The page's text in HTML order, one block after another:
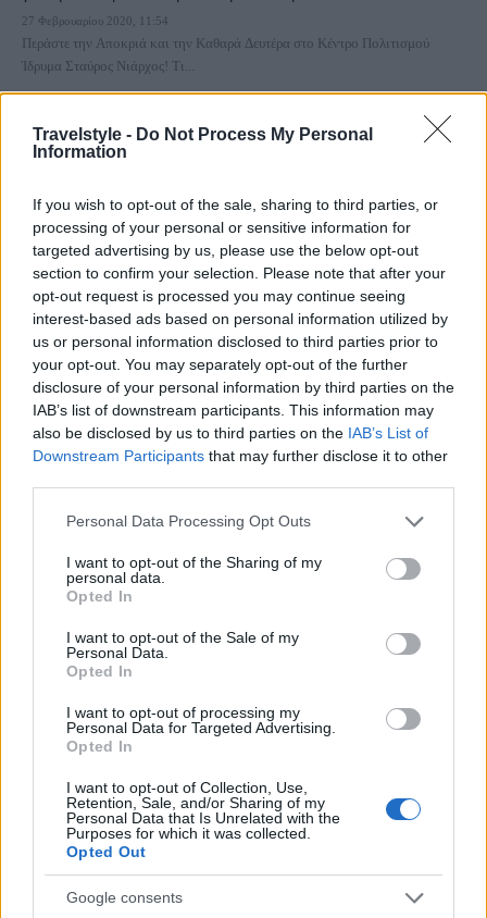
Travelstyle - Do Not Process My Personal
Information
If you wish to opt-out of the sale, sharing to third parties, or
processing of your personal or sensitive information for
targeted advertising by us, please use the below opt-out
section to confirm your selection. Please note that after your
opt-out request is processed you may continue seeing
interest-based ads based on personal information utilized by
us or personal information disclosed to third parties prior to
your opt-out. You may separately opt-out of the further
disclosure of your personal information by third parties on the
IAB’s list of downstream participants. This information may
also be disclosed by us to third parties on the IAB’s List of
Downstream Participants that may further disclose it to other
Please note that this website/app uses one or more Google
not limited to your visit or usage behaviour. You may click to
grant or deny consent to Google and its third-party tags to
use your data for below specified purposes in below Google
consent section.
Personal Data Processing Opt Outs
I want to opt-out of the Sharing of my
personal data.
Opted In
I want to opt-out of the Sale of my
Personal Data.
Opted In
I want to opt-out of processing my
Personal Data for Targeted Advertising.
Opted In
I want to opt-out of Collection, Use,
Retention, Sale, and/or Sharing of my
Personal Data that Is Unrelated with the
Purposes for which it was collected.
Opted Out
Google consents
27 Φεβρουαρίου 2020, 11:54
Περάστε την Αποκριά και την Καθαρά Δευτέρα στο Κέντρο Πολιτισμού
Ίδρυμα Σταύρος Νιάρχος! Τι...
Σκύρος
Φέτος τις απόκριες πάμε Σκύρο για ένα ξεχωριστό καρναβάλι!
21 Φεβρουαρίου 2020, 14:00
Οι απόκριες είναι προ των πυλών και ένας ξεχωριστός προορισμός για να
περάσει κανείς...
Κωνσταντινούπολη
Μπακλαχοράνι: Γνωρίστε το καρναβάλι των Ελλήνων της
17 Φεβρουαρίου 2020, 15:02
Το Μπακλαχοράνι ή Αποκριές στα Ταταύλα είναι ένα καρναβάλι που